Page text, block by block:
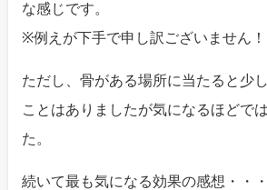
な感じです。
※例えが下手で申し訳ございません！
ただし、骨がある場所に当たると少
ことはありましたが気になるほどで
た。
続いて最も気になる効果の感想・・・